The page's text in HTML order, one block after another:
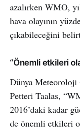
azalırken WMO,
hava olayının
çıkabileceğini
“Önemli etkileri
Dünya
Petteri Taalas,
2016’daki kadar
de önemli etkileri